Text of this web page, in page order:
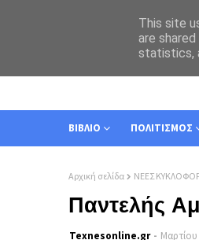
ΣΧΕΤΙΚΑ
ΒΙΒΛΙΟ ΠΟΛΙΤΙΣΜΟΣ
Αρχική σελίδα ΝΕΕΣ
Παντελής
Texnesοnline.gr Μαρτίου
This site
are
statistics,